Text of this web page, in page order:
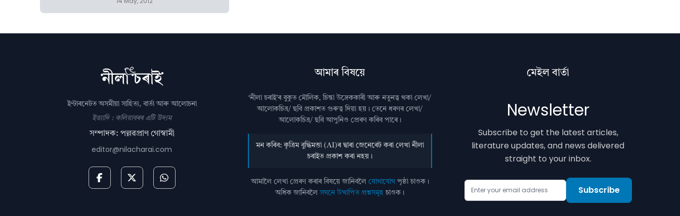
ইণ্টাৰনেটত অসমীয়া সাহিত্য, বাৰ্তা আৰু আলোচনা
ইত্যাদি : কলিয়াবৰৰ এটি উদ্যম
সম্পাদক: পল্লৱপ্ৰাণ গোস্বামী
editor@nilacharai.com
আমাৰ বিষয়ে
‘নীলা চৰাই’ৰ বুকুত মৌলিক, চিন্তা উদ্রেককাৰী আৰু নতুনত্ব থকা লেখা/
আলোকচিত্ৰ/ ছবি প্রকাশত গুৰুত্ব দিয়া হয়। তেনে ধৰণৰ লেখা/
আলোকচিত্ৰ/ ছবি আপুনিও প্রেৰণ কৰিব পাৰে।
মন কৰিব: কৃত্ৰিম বুদ্ধিমত্তা (AI)ৰ দ্বাৰা জেনেৰেট কৰা লেখা নীলা
চৰাইত প্ৰকাশ কৰা নহয়।
আমালৈ লেখা প্ৰেৰণ কৰাৰ বিষয়ে জানিবলৈ যোগাযোগপৃষ্ঠা চাওক।
অধিক জানিবলৈসঘনে উত্থাপিত প্ৰশ্নসমূহ চাওক।
মেইল বাৰ্তা
Newsletter
Subscribe to get the latest articles,
literature updates, and news delivered
straight to your inbox.
Subscribe